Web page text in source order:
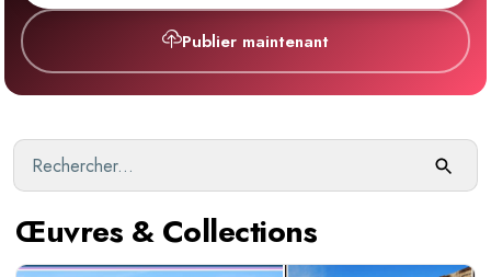
Publier maintenant
Œuvres & Collections